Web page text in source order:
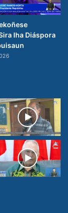
Iha Diáspora